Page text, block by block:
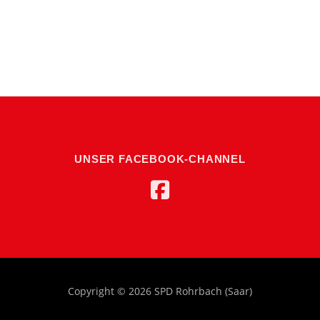
UNSER FACEBOOK-CHANNEL
Copyright © 2026 SPD Rohrbach (Saar)